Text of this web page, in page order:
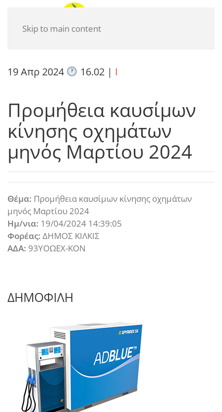
Skip to main content
19 Απρ 2024 16.02| I
Προμήθεια καυσίμων
κίνησης οχημάτων
μηνός Μαρτίου 2024
Θέμα: Προμήθεια καυσίμων κίνησης οχημάτων
μηνός Μαρτίου 2024
Ημ/νια: 19/04/2024 14:39:05
Φορέας: ΔΗΜΟΣ ΚΙΛΚΙΣ
ΑΔΑ: 93ΥΟΩΕΧ-ΚΟΝ
ΔΗΜΟΦΙΛΗ